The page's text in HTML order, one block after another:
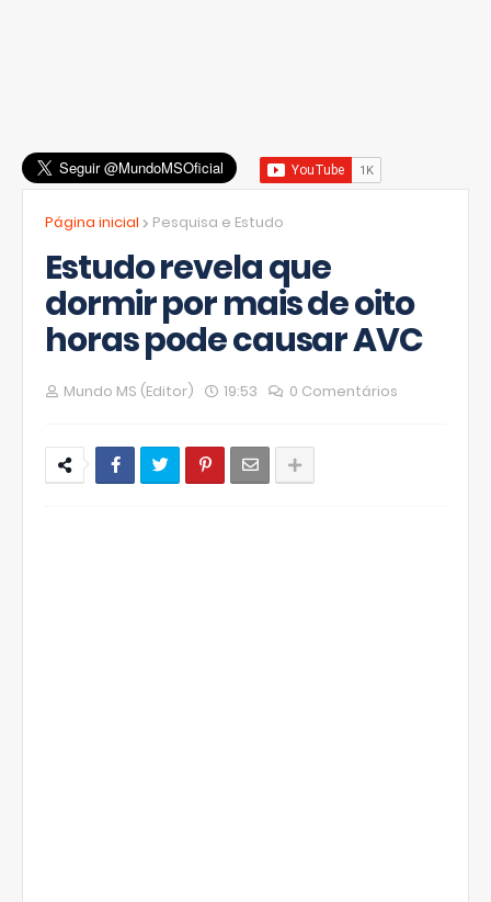
Página inicial Pesquisa e Estudo
Estudo revela que
dormir por mais de oito
horas pode causar AVC
Mundo MS (Editor) 19:53 0 Comentários